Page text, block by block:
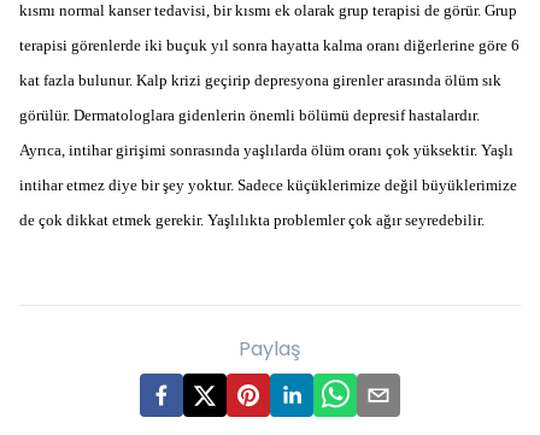
kısmı normal kanser tedavisi, bir kısmı ek olarak grup terapisi de görür. Grup
terapisi görenlerde iki buçuk yıl sonra hayatta kalma oranı diğerlerine göre 6
kat fazla bulunur. Kalp krizi geçirip depresyona girenler arasında ölüm sık
görülür. Dermatologlara gidenlerin önemli bölümü depresif hastalardır.
Ayrıca, intihar girişimi sonrasında yaşlılarda ölüm oranı çok yüksektir. Yaşlı
intihar etmez diye bir şey yoktur. Sadece küçüklerimize değil büyüklerimize
de çok dikkat etmek gerekir. Yaşlılıkta problemler çok ağır seyredebilir.
Paylaş